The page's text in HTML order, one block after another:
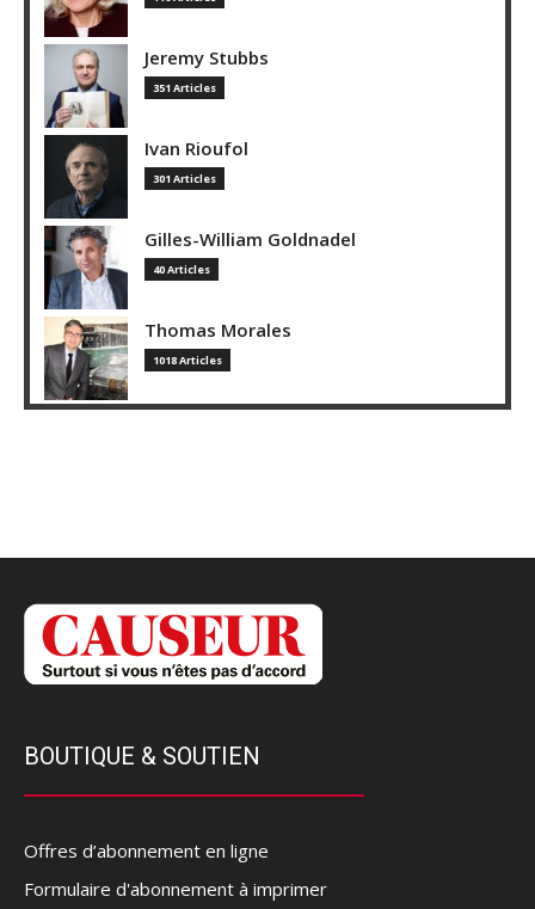
Jeremy Stubbs
351 Articles
Ivan Rioufol
301 Articles
Gilles-William Goldnadel
40 Articles
Thomas Morales
1018 Articles
BOUTIQUE & SOUTIEN
Offres d’abonnement en ligne
Formulaire d'abonnement à imprimer